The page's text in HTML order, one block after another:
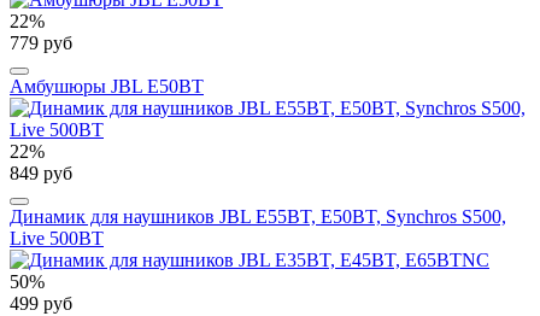
22%
779 руб
Амбушюры JBL E50BT
22%
849 руб
Динамик для наушников JBL E55BT, E50BT, Synchros S500,
Live 500BT
50%
499 руб